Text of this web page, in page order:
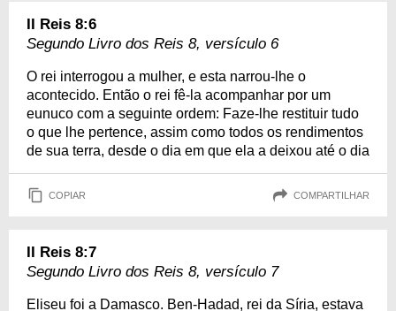
II Reis 8:6
Segundo Livro dos Reis 8, versículo 6
O rei interrogou a mulher, e esta narrou-lhe o
acontecido. Então o rei fê-la acompanhar por um
eunuco com a seguinte ordem: Faze-lhe restituir tudo
o que lhe pertence, assim como todos os rendimentos
de sua terra, desde o dia em que ela a deixou até o dia
COPIAR COMPARTILHAR
II Reis 8:7
Segundo Livro dos Reis 8, versículo 7
Eliseu foi a Damasco. Ben-Hadad, rei da Síria, estava